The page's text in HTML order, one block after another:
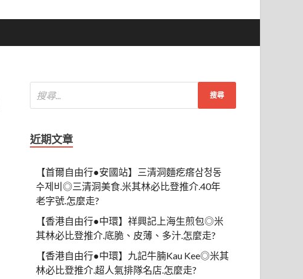
近期文章
【首爾自由行●安國站】三清洞麵疙瘩삼청동
수제비◎三清洞美食.米其林必比登推介.40年
老字號.怎麼走?
【香港自由行●中環】祥興記上海生煎包◎米
其林必比登推介.底脆、皮薄、多汁.怎麼走?
【香港自由行●中環】九記牛腩Kau Kee◎米其
林必比登推介.超人氣排隊名店.怎麼走?